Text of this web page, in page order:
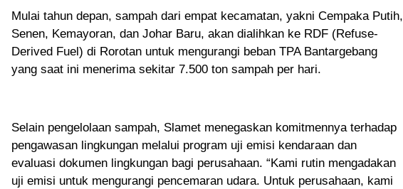
Mulai tahun depan, sampah dari empat kecamatan, yakni Cempaka Putih,
Senen, Kemayoran, dan Johar Baru, akan dialihkan ke RDF (Refuse-
Derived Fuel) di Rorotan untuk mengurangi beban TPA Bantargebang
yang saat ini menerima sekitar 7.500 ton sampah per hari.
Selain pengelolaan sampah, Slamet menegaskan komitmennya terhadap
pengawasan lingkungan melalui program uji emisi kendaraan dan
evaluasi dokumen lingkungan bagi perusahaan. “Kami rutin mengadakan
uji emisi untuk mengurangi pencemaran udara. Untuk perusahaan, kami